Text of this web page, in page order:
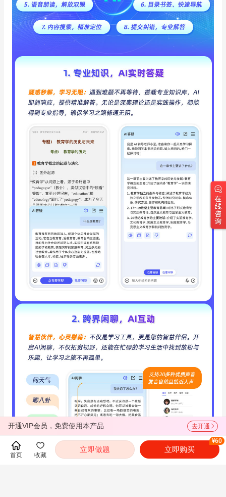
开通VIP会员，免费使用本产品 去开通
首页 收藏
立即做题 立即购买
¥60